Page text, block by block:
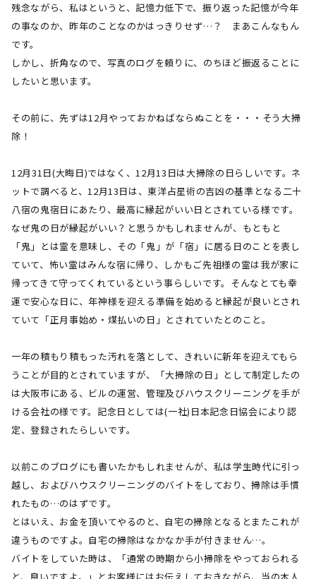
残念ながら、私はというと、記憶力低下で、振り返った記憶が今年
の事なのか、昨年のことなのかはっきりせず…？ まあこんなもん
です。
しかし、折角なので、写真のログを頼りに、のちほど振返ることに
したいと思います。
その前に、先ずは12月やっておかねばならぬことを・・・そう大掃
除！
12月31日(大晦日)ではなく、12月13 日は大掃除の日らしいです。ネ
ットで調べると、12月13日は、東洋占星術の吉凶の基準となる二十
八宿の鬼宿日にあたり、最高に縁起がいい日とされている様です。
なぜ鬼の日が縁起がいい？と思うかもしれませんが、もともと
「鬼」とは霊を意味し、その「鬼」が「宿」に居る日のことを表し
ていて、怖い霊はみんな宿に帰り、しかもご先祖様の霊は我が家に
帰ってきて守ってくれているという事らしいです。そんなとても幸
運で安心な日に、年神様を迎える準備を始めると縁起が良いとされ
ていて「正月事始め・煤払いの日」とされていたとのこと。
一年の積もり積もった汚れを落として、きれいに新年を迎えてもら
うことが目的とされていますが、「大掃除の日」として制定したの
は大阪市にある、ビルの運営、管理及びハウスクリーニングを手が
ける会社の様です。記念日としては(一社) 日本記念日協会により認
定、登録されたらしいです。
以前このブログにも書いたかもしれませんが、私は学生時代に引っ
越し、およびハウスクリーニングのバイトをしており、掃除は手慣
れたもの…のはずです。
とはいえ、お金を頂いてやるのと、自宅の掃除となるとまたこれが
違うものですよ。自宅の掃除はなかなか手が付きません…。
バイトをしていた時は、「通常の時期から小掃除をやっておられる